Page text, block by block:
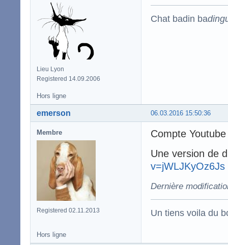
Lieu Lyon
Registered 14.09.2006
Chat badin ba
Hors ligne
06.03.2016 15:50:36
emerson
Membre
Registered 02.11.2013
Compte
Une version de
v=jWLJKyOz6Js
Dernière
Un tiens voila du
Hors ligne